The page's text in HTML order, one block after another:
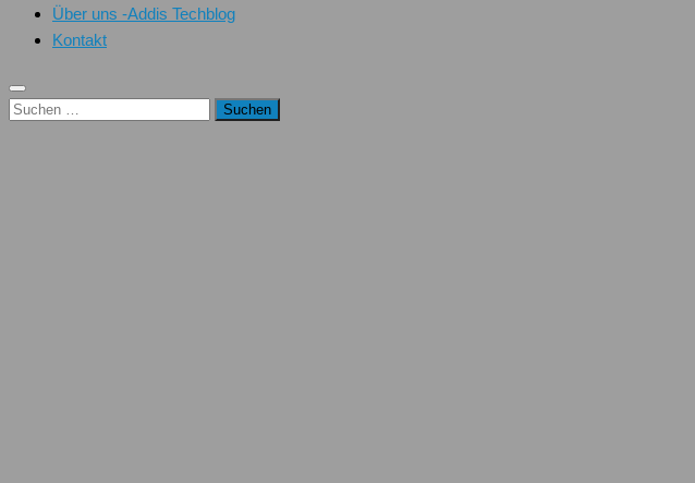
Über uns -Addis Techblog
Kontakt
Suchen